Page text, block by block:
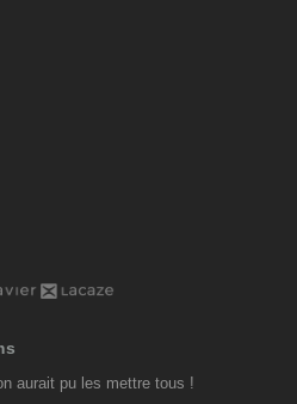
aurait pu les mettre tous !